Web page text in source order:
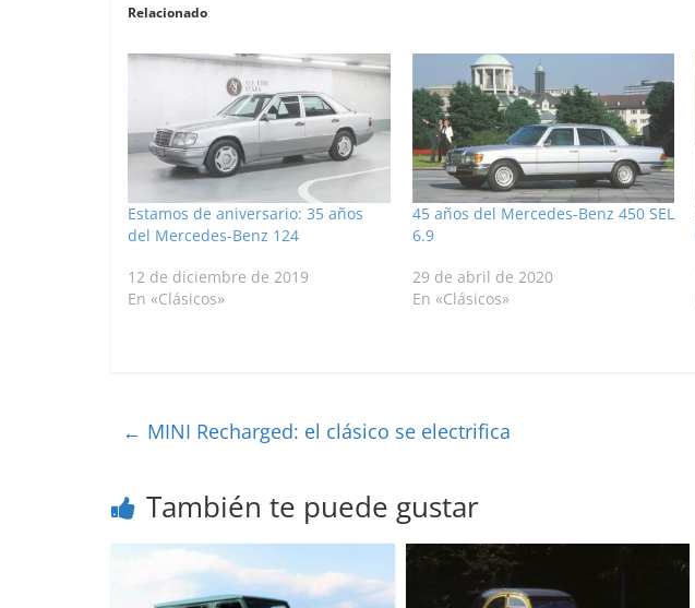
Relacionado
Estamos de aniversario: 35 años
del Mercedes-Benz 124
12 de diciembre de 2019
En «Clásicos»
45 años del Mercedes-Benz 450 SEL
6.9
29 de abril de 2020
En «Clásicos»
← MINI Recharged: el clásico se electrifica
También te puede gustar